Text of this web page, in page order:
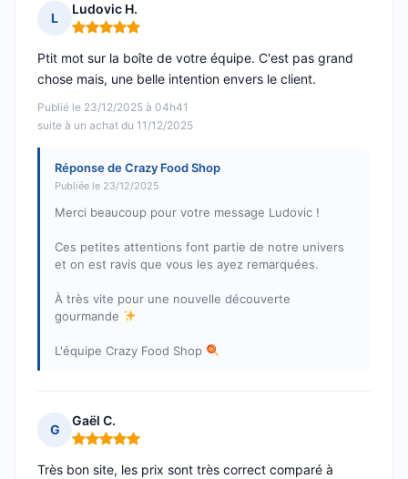
L
Ludovic H.
Note : 5 sur 5
Publié le 23/12/2025 à 04h41
suite à un achat du 11/12/2025
Ptit mot sur la boîte de votre équipe. C'est pas grand
chose mais, une belle intention envers le client.
Réponse de Crazy Food Shop
Publiée le 23/12/2025
Merci beaucoup pour votre message Ludovic !
Ces petites attentions font partie de notre univers
et on est ravis que vous les ayez remarquées.
À très vite pour une nouvelle découverte
gourmande
L'équipe Crazy Food Shop
G
Gaël C.
Note : 5 sur 5
Très bon site, les prix sont très correct comparé à